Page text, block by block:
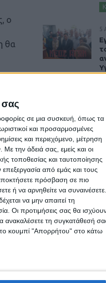
σας
σε μια συσκευή, όπως τα
και προσαρμοσμένες
και περιεχόμενο, μέτρηση
Με την άδειά σας, εμείς και οι
τοποθεσίας και ταυτοποίησης
από εμάς και τους
πρόσβαση σε πιο
ή να αρνηθείτε να συναινέσετε.
να μην απαιτεί τη
Οι προτιμήσεις σας θα
ανακαλέσετε τη συγκατάθεσή
κουμπί "Απορρήτου" στο κάτω
ο
θα
5